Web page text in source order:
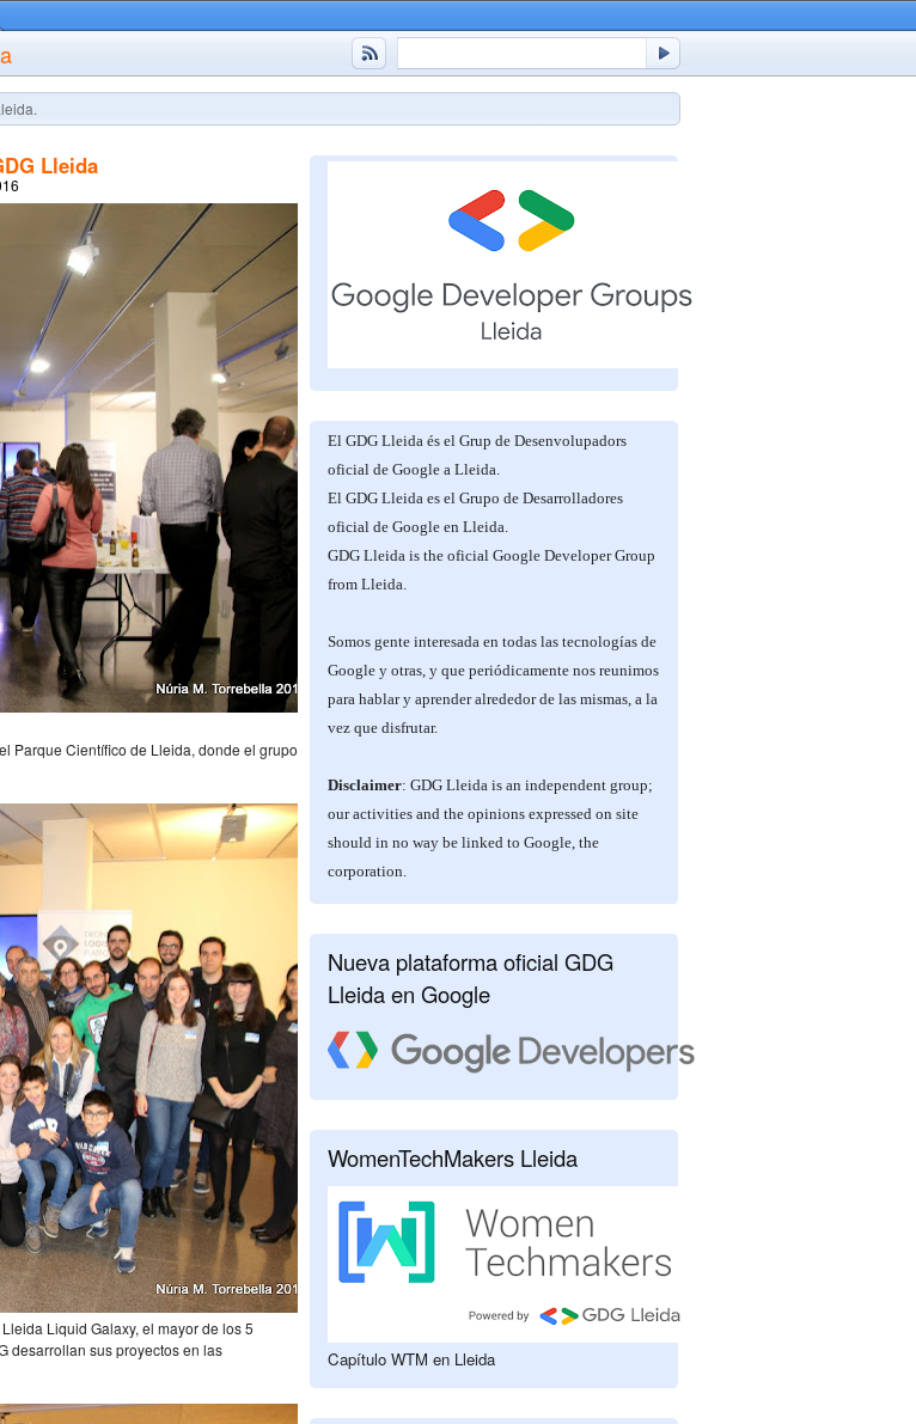
Lleida
Parque Científico de Lleida, donde el grupo
Liquid Galaxy, el mayor de los 5
desarrollan sus proyectos en las
El GDG Lleida és el Grup de Desenvolupadors
oficial de Google a Lleida.
El GDG Lleida es el Grupo de Desarrolladores
oficial de Google en Lleida.
GDG Lleida is the oficial Google Developer Group
from Lleida.
Somos gente interesada en todas las tecnologías de
Google y otras, y que periódicamente nos reunimos
para hablar y aprender alrededor de las mismas, a la
vez que disfrutar.
Disclaimer: GDG Lleida is an independent group;
our activities and the opinions expressed on site
should in no way be linked to Google, the
corporation.
Nueva plataforma oficial GDG
Lleida en Google
WomenTechMakers Lleida
Capítulo WTM en Lleida